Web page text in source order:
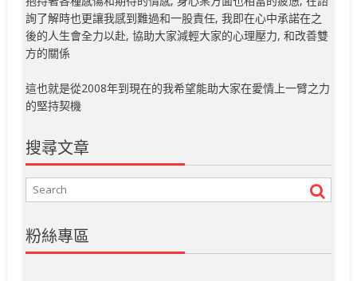
詢了解時也更讓我感到難過和一股責任, 我即在心中承諾在之
後的人生會全力以赴, 協助大家減輕大家的心理壓力, 和改善雙
方的關係
這也就是從2008年到現在的我希望能助大家在愛情上一臂之力
的堅持契機
搜尋文章
粉絲專區